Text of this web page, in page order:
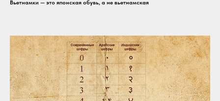
Вьетнамки — это японская обувь, а не вьетнамская